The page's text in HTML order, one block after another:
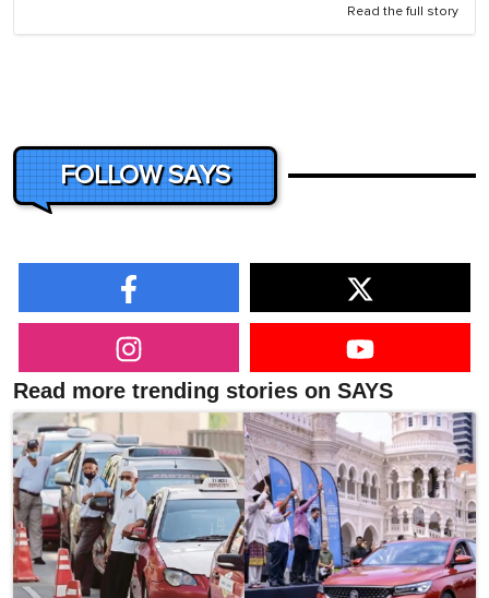
Read the full story
FOLLOW SAYS
Read more trending stories on SAYS